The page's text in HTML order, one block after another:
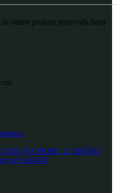
online prodaju proizvoda firme
GDE NA MORE, U GRČKU!
već od 415€